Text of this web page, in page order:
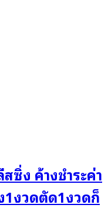
ซิ่ง ค้างชำระค่า
1งวดตัด1งวดก็